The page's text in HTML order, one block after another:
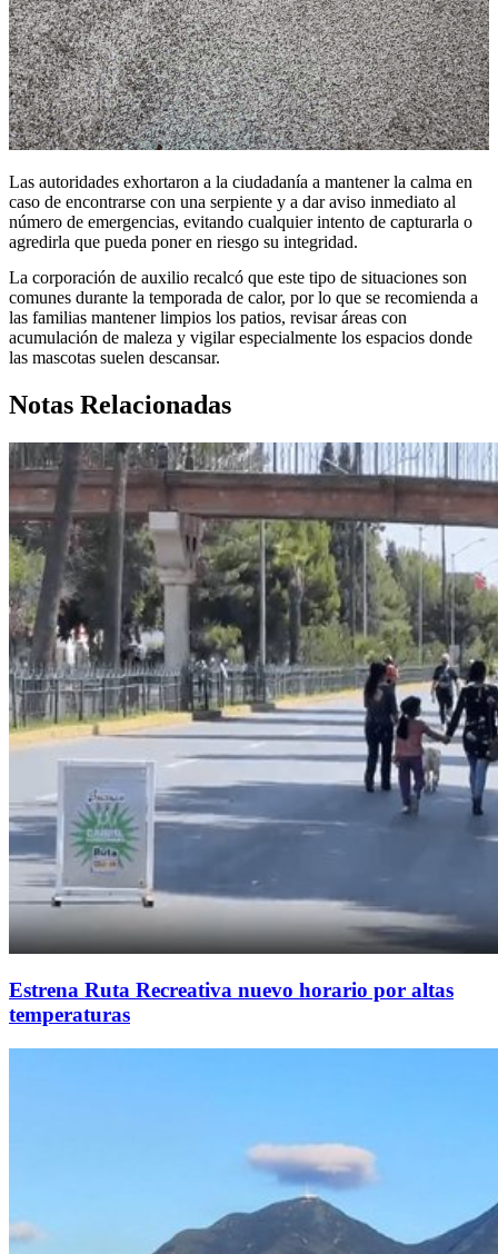
Las autoridades exhortaron a la ciudadanía a mantener la calma en
caso de encontrarse con una serpiente y a dar aviso inmediato al
número de emergencias, evitando cualquier intento de capturarla o
agredirla que pueda poner en riesgo su integridad.
La corporación de auxilio recalcó que este tipo de situaciones son
comunes durante la temporada de calor, por lo que se recomienda a
las familias mantener limpios los patios, revisar áreas con
acumulación de maleza y vigilar especialmente los espacios donde
las mascotas suelen descansar.
Notas Relacionadas
Estrena Ruta Recreativa nuevo horario por altas
temperaturas